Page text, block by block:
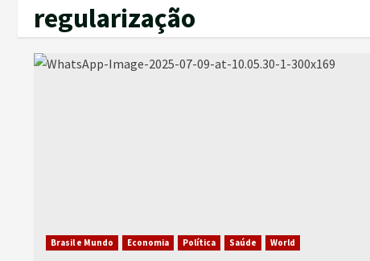
regularização
Brasil e Mundo Economia Política Saúde World